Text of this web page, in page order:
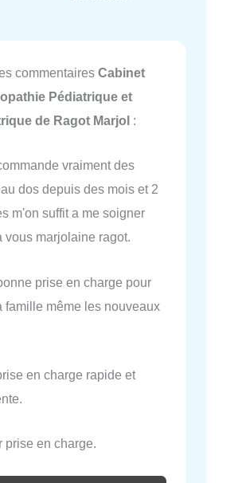
commentaires Cabinet
Pédiatrique et
de Ragot Marjol :
vraiment des
dos depuis des mois et 2
m'on suffit a me soigner
vous marjolaine ragot.
prise en charge pour
famille même les nouveaux
en charge rapide et
prise en charge.